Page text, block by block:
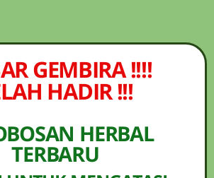
GEMBIRA !!!!
HADIR !!!
HERBAL
TERBARU
(NON COD -
KAMI)
PESAN